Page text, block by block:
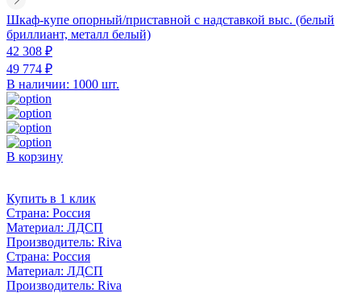
Шкаф-купе опорный/приставной с надставкой выс. (белый
бриллиант, металл белый)
42 308 ₽
49 774 ₽
В наличии: 1000 шт.
В корзину
Купить в 1 клик
Страна: Россия
Материал: ЛДСП
Производитель: Riva
Страна: Россия
Материал: ЛДСП
Производитель: Riva